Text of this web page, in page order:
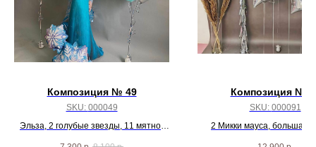
Композиция № 49
SKU: 000049
Эльза, 2 голубые звезды, 11 мятно-
Композиция №
SKU: 000091
2 Микки мауса, большая